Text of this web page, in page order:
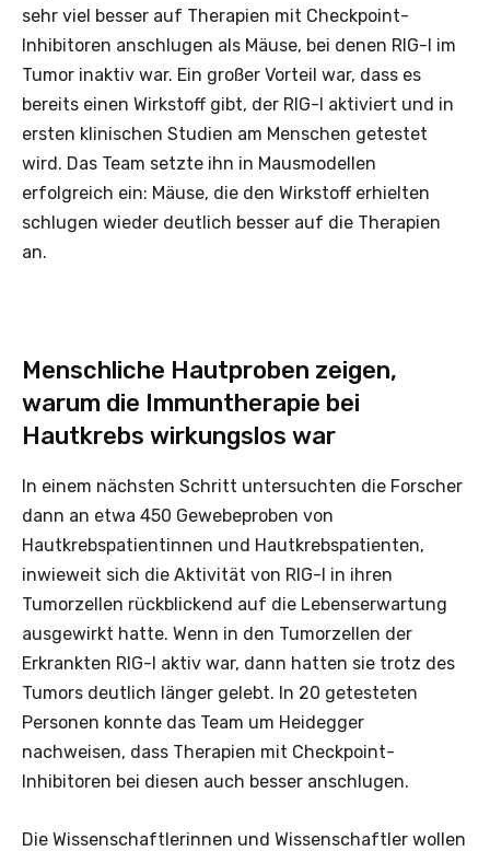
sehr viel besser auf Therapien mit Checkpoint-
Inhibitoren anschlugen als Mäuse, bei denen RIG-I im
Tumor inaktiv war. Ein großer Vorteil war, dass es
bereits einen Wirkstoff gibt, der RIG-I aktiviert und in
ersten klinischen Studien am Menschen getestet
wird. Das Team setzte ihn in Mausmodellen
erfolgreich ein: Mäuse, die den Wirkstoff erhielten
schlugen wieder deutlich besser auf die Therapien
an.
Menschliche Hautproben zeigen,
warum die Immuntherapie bei
Hautkrebs wirkungslos war
In einem nächsten Schritt untersuchten die Forscher
dann an etwa 450 Gewebeproben von
Hautkrebspatientinnen und Hautkrebspatienten,
inwieweit sich die Aktivität von RIG-I in ihren
Tumorzellen rückblickend auf die Lebenserwartung
ausgewirkt hatte. Wenn in den Tumorzellen der
Erkrankten RIG-I aktiv war, dann hatten sie trotz des
Tumors deutlich länger gelebt. In 20 getesteten
Personen konnte das Team um Heidegger
nachweisen, dass Therapien mit Checkpoint-
Inhibitoren bei diesen auch besser anschlugen.
Die Wissenschaftlerinnen und Wissenschaftler wollen